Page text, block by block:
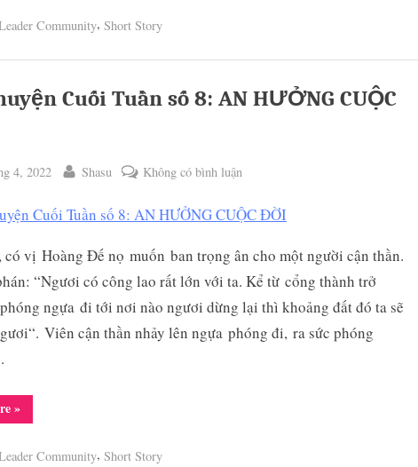
số
YÊU
CÁNH”
Community, Short Story
Cuối Tuần số 8: AN HƯỞNG CUỘC
4, 2022 By
Shasu Không có bình luận
Chuyện
Tuần
số
8:
AN
có vị Hoàng Đế nọ muốn ban trọng ân cho một người cận thần.
“Ngươi có công lao rất lớn với ta. Kể từ cổng thành trở
ngựa đi tới nơi nào ngươi dừng lại thì khoảng đất đó ta sẽ
Viên cận thần nhảy lên ngựa phóng đi, ra sức phóng
“Câu
Chuyện
số
»
Community, Short Story